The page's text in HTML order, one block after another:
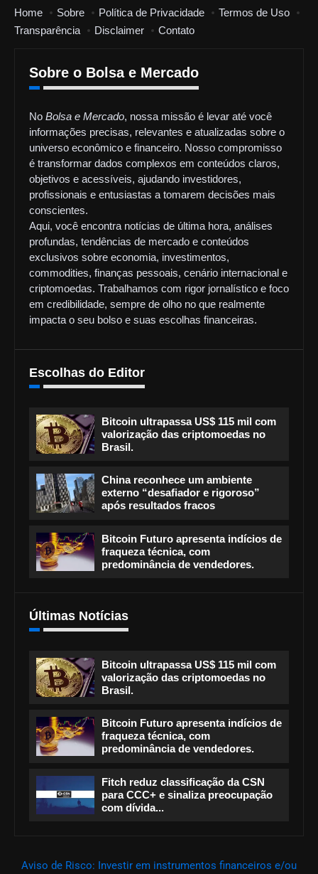
Home Sobre Política de Privacidade
Termos de Uso
Transparência
Disclaimer Contato
Sobre o Bolsa e Mercado
No Bolsa e Mercado, nossa missão é levar até você
informações precisas, relevantes e atualizadas sobre o
universo econômico e financeiro. Nosso compromisso
é transformar dados complexos em conteúdos claros,
objetivos e acessíveis, ajudando investidores,
profissionais e entusiastas a tomarem decisões mais
conscientes.
Aqui, você encontra notícias de última hora, análises
profundas, tendências de mercado e conteúdos
exclusivos sobre economia, investimentos,
commodities, finanças pessoais, cenário internacional e
criptomoedas. Trabalhamos com rigor jornalístico e foco
em credibilidade, sempre de olho no que realmente
impacta o seu bolso e suas escolhas financeiras.
Escolhas do Editor
Bitcoin ultrapassa US$ 115 mil com
valorização das criptomoedas no
Brasil.
China reconhece um ambiente
externo “desafiador e rigoroso”
após resultados fracos
Bitcoin Futuro apresenta indícios de
fraqueza técnica, com
predominância de vendedores.
Últimas Notícias
Bitcoin ultrapassa US$ 115 mil com
valorização das criptomoedas no
Brasil.
Bitcoin Futuro apresenta indícios de
fraqueza técnica, com
predominância de vendedores.
Fitch reduz classificação da CSN
para CCC+ e sinaliza preocupação
com dívida...
Aviso de Risco: Investir em instrumentos financeiros e/ou